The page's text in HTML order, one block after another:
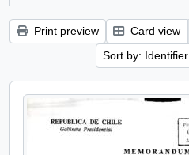
Print preview Card view
Sort by: Identifier